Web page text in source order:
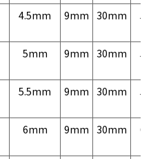
4.5mm 9mm 30mm
5mm 9mm 30mm
5.5mm 9mm 30mm
6mm 9mm 30mm